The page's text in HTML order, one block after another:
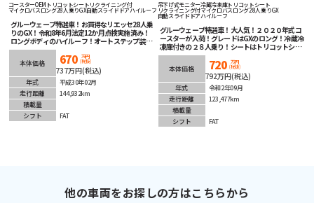
コースターOEM トリコットシートリクライニング付
マイクロバスロング28人乗りGX自動スライドドアハイルーフ
グルーウェーブ特選車！お買得なリエッセ28人乗
りのGX！令和8年6月法定12か月点検実施済み！
ロングボディのハイルーフ！オートステップ装
備！冷凍・冷蔵庫装備！運転楽々オートマチッ
ク！オートエアコン！イクリプスナビ！バックカ
メラ装備！
本体価格 670 万円
(税抜)
737万円(税込)
年式
平成30年02月
走行距離
144,932km
積載量
シフト
FAT
吊下げ式モニター冷蔵冷凍庫トリコットシート
リクライニング付マイクロバスロング28人乗りGX
自動スライドドアハイルーフ
グルーウェーブ特選車！大人気！２０２０年式コ
ースターが入荷！グレードはGXのロング！冷蔵冷
凍庫付きの２８人乗り！シートはトリコットシー
ト！吊り下げ式モニター付きで快適な旅を！リク
ライニング付きでゆっくりくつろげます！自動ス
ライドドア！オートマチックで運転楽々！安全装
備充実！ETC車載器も装着済み！お仕事やレジャ
ーにもオススメの１台！
本体価格 720 万円
(税抜)
792万円(税込)
年式
令和2年09月
走行距離
123,477km
積載量
シフト
FAT
他の車両をお探しの方はこちらから